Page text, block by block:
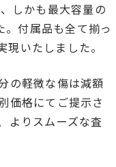
しかも最大容量の
付属品も全て揃っ
いたしました。
の軽微な傷は減額
価格にてご提示さ
よりスムーズな査